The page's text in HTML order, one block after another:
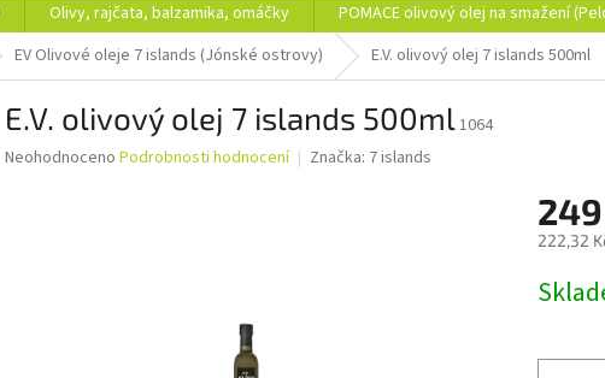
Olivy, rajčata, balzamika, omáčky POMACE olivový olej na smažení
EV Olivové oleje 7 islands (Jónské ostrovy) E.V. olivový olej 7 islands 500ml
E.V. olivový olej 7 islands 500ml1064
Průměrné
Neohodnoceno Podrobnosti hodnocení Značka: 7 islands
222,32
cena: